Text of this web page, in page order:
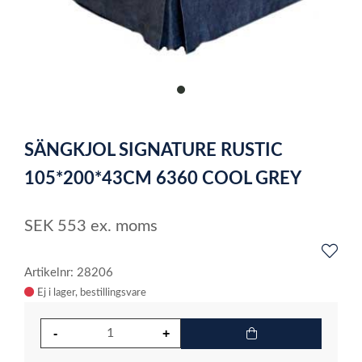
item
of
1
SÄNGKJOL SIGNATURE RUSTIC
105*200*43CM 6360 COOL GREY
SEK 553 ex. moms
Artikelnr: 28206
Ej i lager